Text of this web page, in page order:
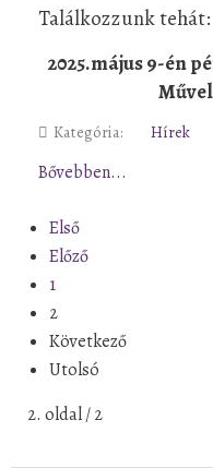
Találkozzunk tehát:
2025.május 9-én
Kategória: Hírek
Bővebben...
Első
Előző
1
2
Következő
Utolsó
2. oldal / 2